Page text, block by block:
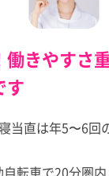
働きやすさ
す
当直は年5〜6回
転車で20分圏